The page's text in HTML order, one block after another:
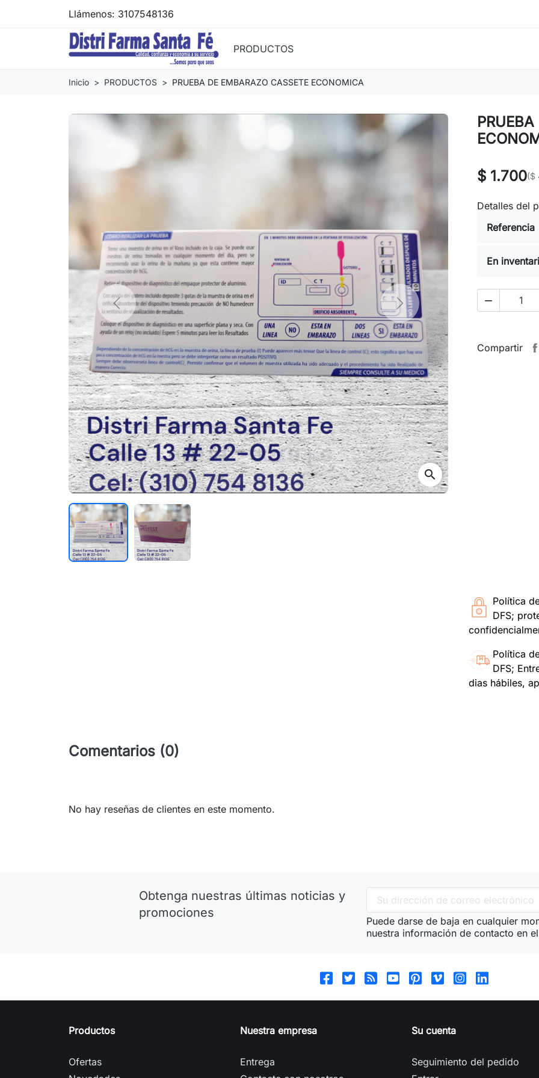
Llámenos: 3107548136
PRODUCTOS
Inicio PRODUCTOS PRUEBA DE EMBARAZO CASSETE ECONOMICA
Previous Next
search
$ 1.700($
Detalles del
Referencia
En

Compartir
Política
DFS;
Política
DFS;
dias hábiles,
Comentarios (0)
No hay reseñas de clientes en este momento.
Obtenga nuestras últimas noticias y
promociones
Puede darse de baja en cualquier
nuestra información de contacto en
Productos
Ofertas
Nuestra empresa
Entrega
Su cuenta
Seguimiento del pedido